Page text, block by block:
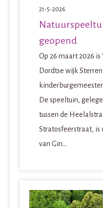
geopend
21-5-2026
Op 26 maart 2026 is
Dordtse wijk
De speeltuin,
tussen de
Stratosfeerstraat, is
van Gin...